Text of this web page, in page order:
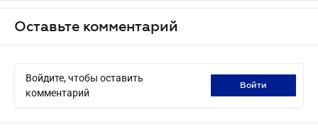
Оставьте комментарий
Войдите, чтобы оставить
комментарий
войти